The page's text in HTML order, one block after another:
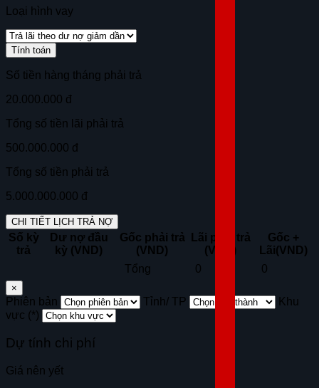
Loại hình vay
Tính toán
Số tiền hàng tháng phải trả
20.000.000 đ
Tổng số tiền lãi phải trả
500.000.000 đ
Tổng số tiền phải trả
5.000.000.000 đ
CHI TIẾT LỊCH TRẢ NỢ
Số kỳ
trả
Dư nợ đầu
kỳ (VND)
Gốc phải trả
(VND)
Lãi phải trả
(VND)
Gốc +
Lãi(VND)
Tổng
0 0
×
Phiên bản Tỉnh/ TP
Khu
vực (*)
Dự tính chi phí
Giá nên yết